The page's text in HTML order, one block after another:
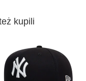
kupili